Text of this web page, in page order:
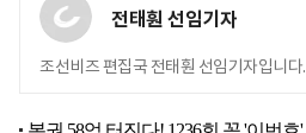
전태훤 선임기자
조선비즈 편집국 전태훤 선임기자입니다.